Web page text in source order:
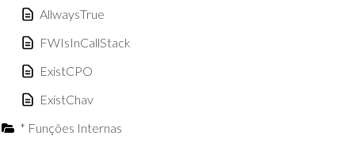
AllwaysTrue
FWIsInCallStack
ExistCPO
ExistChav
* Funções Internas